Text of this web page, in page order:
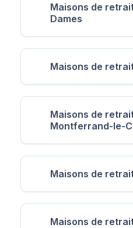
Maisons de
Dames
Maisons de
Maisons de
Montferrand-le-
Maisons de
Maisons de